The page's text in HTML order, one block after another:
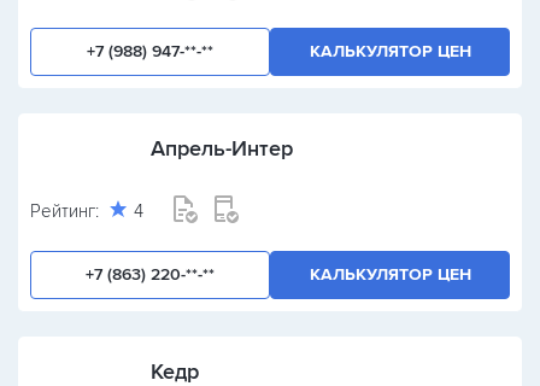
+7 (988) 947-**-** КАЛЬКУЛЯТОР ЦЕН
Апрель-Интер
Рейтинг: 4
+7 (863) 220-**-** КАЛЬКУЛЯТОР ЦЕН
Кедр